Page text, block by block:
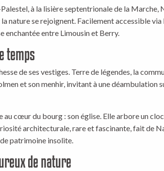
à la lisière septentrionale de la Marche,
nature se rejoignent. Facilement accessible via
enchantée entre Limousin et Berry.
temps
de ses vestiges. Terre de légendes, la
et son menhir, invitant à une déambulation
au cœur du bourg : son église. Elle arbore un
architecturale, rare et fascinante, fait de
patrimoine insolite.
de nature